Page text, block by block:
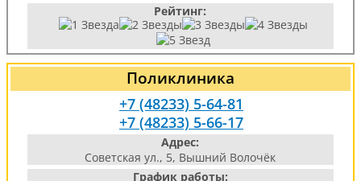
Рейтинг:
Поликлиника
+7 (48233) 5-64-81
+7 (48233) 5-66-17
Адрес:
Советская ул., 5, Вышний Волочёк
График работы: